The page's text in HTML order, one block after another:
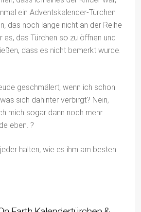
ein Adventskalender-Türchen
das noch lange nicht an der Reihe
es, das Türchen so zu öffnen und
dass es nicht bemerkt wurde.
geschmälert, wenn ich schon
sich dahinter verbirgt? Nein,
mich sogar dann noch mehr
eben. ?
halten, wie es ihm am besten